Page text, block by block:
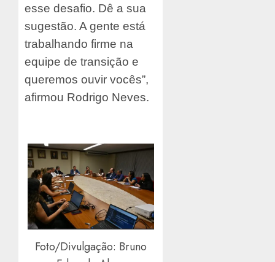
esse desafio. Dê a sua
sugestão. A gente está
trabalhando firme na
equipe de transição e
queremos ouvir vocês”,
afirmou Rodrigo Neves.
Foto/Divulgação: Bruno